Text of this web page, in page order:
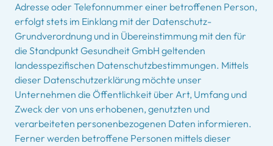
Adresse oder Telefonnummer einer betroffenen Person,
erfolgt stets im Einklang mit der Datenschutz-
Grundverordnung und in Übereinstimmung mit den für
die Standpunkt Gesundheit GmbH geltenden
landesspezifischen Datenschutzbestimmungen. Mittels
dieser Datenschutzerklärung möchte unser
Unternehmen die Öffentlichkeit über Art, Umfang und
Zweck der von uns erhobenen, genutzten und
verarbeiteten personenbezogenen Daten informieren.
Ferner werden betroffene Personen mittels dieser